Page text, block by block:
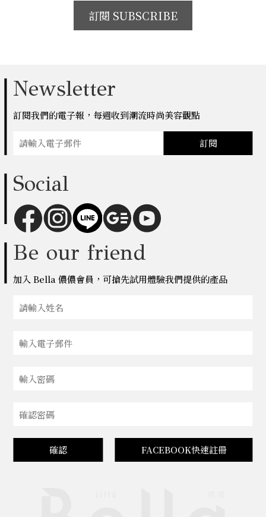
訂閱 SUBSCRIBE
Newsletter
訂閱我們的電子報，每週收到潮流時尚美容觀點
訂閱
Social
Be our friend
加入 Bella 儂儂會員，可搶先試用體驗我們提供的產品
確認 FACEBOOK快速註冊